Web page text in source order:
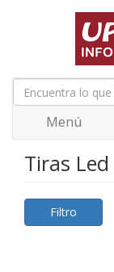
Menú
Tiras Led
Filtro